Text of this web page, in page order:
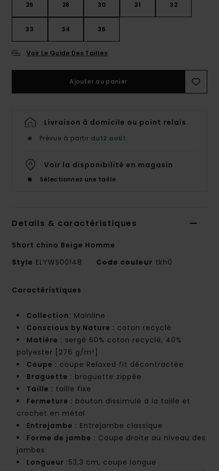
26 28 30 31 32
33 34 36
Voir Le Guide Des Tailles
Ajouter au panier
Livraison à domicile ou point relais
Prévue à partir du12 août
Voir la disponibilité en magasin
Sélectionnez une taille
Details & caractéristiques
Short chino Beige Homme
Style ELYWS00148 Code couleur tkh0
Caractéristiques
Collection: Mainline
Conscious by Nature : coton recyclé
Matière : sergé 60% coton recyclé, 40%
polyester [276 g/m²]
Coupe : coupe Relaxed fit décontractée
Braguette : braguette zippée
Taille : taille fixe
Fermeture : bouton dissimulé à la taille et
crochet en métal
Entrejambe : Entrejambe classique
Forme de jambe : Coupe droite au niveau des
jambes
Longueur :53,3 cm, coupe longue